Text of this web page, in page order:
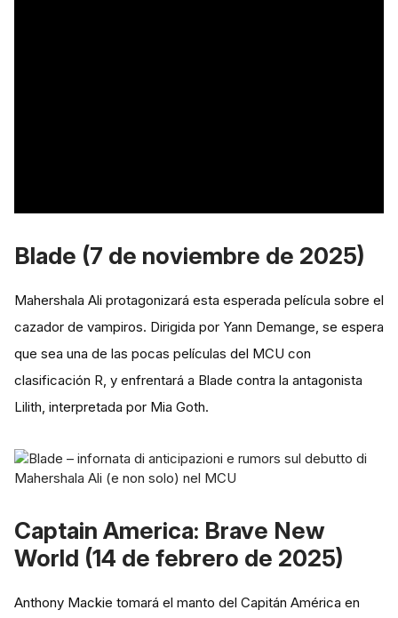
Blade (7 de noviembre de 2025)
Mahershala Ali protagonizará esta esperada película sobre el
cazador de vampiros. Dirigida por Yann Demange, se espera
que sea una de las pocas películas del MCU con
clasificación R, y enfrentará a Blade contra la antagonista
Lilith, interpretada por Mia Goth.
Captain America: Brave New
World (14 de febrero de 2025)
Anthony Mackie tomará el manto del Capitán América en